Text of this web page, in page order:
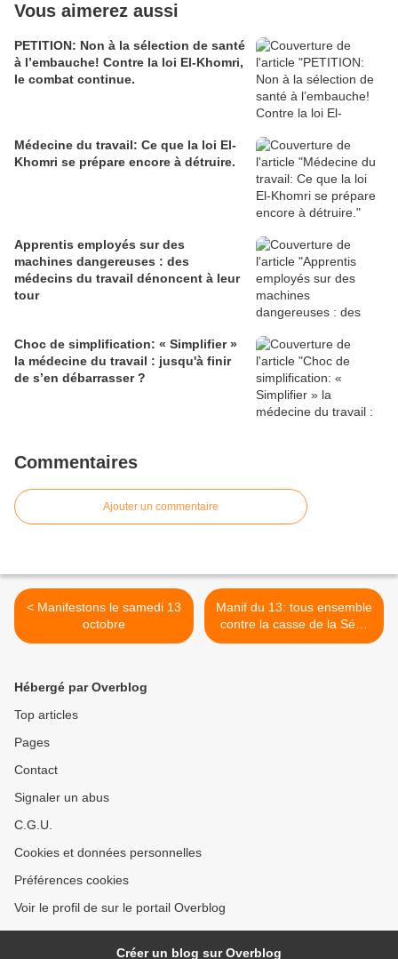
Vous aimerez aussi
PETITION: Non à la sélection de santé
à l’embauche! Contre la loi El-Khomri,
le combat continue.
Médecine du travail: Ce que la loi El-
Khomri se prépare encore à détruire.
Apprentis employés sur des
machines dangereuses : des
médecins du travail dénoncent à leur
tour
Choc de simplification: « Simplifier »
la médecine du travail : jusqu'à finir
de s’en débarrasser ?
Commentaires
Ajouter un commentaire
< Manifestons le samedi 13
octobre
Manif du 13: tous ensemble
contre la casse de la Sécu
>
Hébergé par Overblog
Top articles
Pages
Contact
Signaler un abus
C.G.U.
Cookies et données personnelles
Préférences cookies
Voir le profil de sur le portail Overblog
Créer un blog sur Overblog